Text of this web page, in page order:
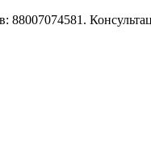
88007074581.